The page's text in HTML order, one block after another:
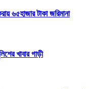
৬৫হাজার টাকা জরিমানা
খাবার গাড়ী